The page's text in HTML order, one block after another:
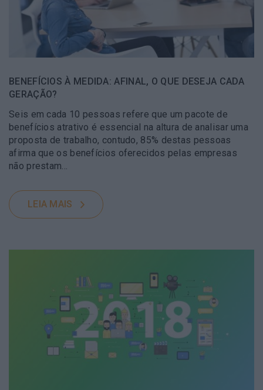
BENEFÍCIOS À MEDIDA: AFINAL, O QUE DESEJA CADA
GERAÇÃO?
Seis em cada 10 pessoas refere que um pacote de
benefícios atrativo é essencial na altura de analisar uma
proposta de trabalho, contudo, 85% destas pessoas
afirma que os benefícios oferecidos pelas empresas
não prestam…
LEIA MAIS